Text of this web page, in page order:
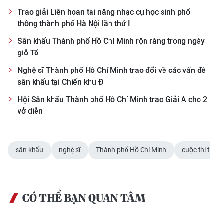
Trao giải Liên hoan tài năng nhạc cụ học sinh phổ
thông thành phố Hà Nội lần thứ I
Sân khấu Thành phố Hồ Chí Minh rộn ràng trong ngày
giỗ Tổ
Nghệ sĩ Thành phố Hồ Chí Minh trao đổi về các vấn đề
sân khấu tại Chiến khu Đ
Hội Sân khấu Thành phố Hồ Chí Minh trao Giải A cho 2
vở diễn
sân khấu nghệ sĩ Thành phố Hồ Chí Minh cuộc thi tài
CÓ THỂ BẠN QUAN TÂM